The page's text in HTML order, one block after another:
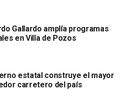
ha recibido durante el
Gallardo amplía programas
en Villa de Pozos
estatal construye el mayor
carretero del país